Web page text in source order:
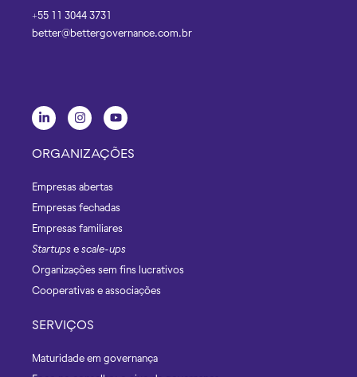
+55 11 3044 3731
better@bettergovernance.com.br
ORGANIZAÇÕES
Empresas abertas
Empresas fechadas
Empresas familiares
Startups e scale-ups
Organizações sem fins lucrativos
Cooperativas e associações
SERVIÇOS
Maturidade em governança